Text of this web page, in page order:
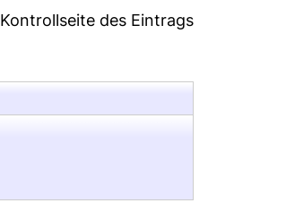
Kontrollseite des Eintrags